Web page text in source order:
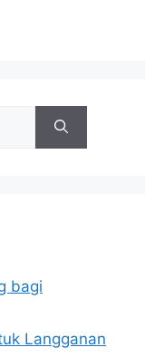
bagi
Langganan